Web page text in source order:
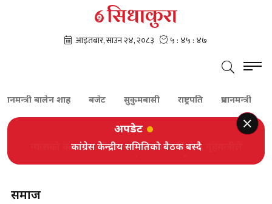
बालेन शाह सुकुमबासी राष्ट्रपति प्रधानमन्त्री
अपडेट
कांग्रेस केन्द्रीय समितिको बैठक बस्दै
समाज